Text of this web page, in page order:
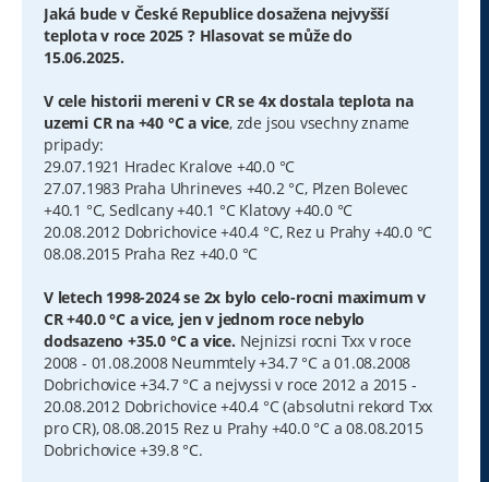
s
p
ě
v
Jaká bude v České Republice dosažena nejvyšší
teplota v roce 2025 ? Hlasovat se může do
15.06.2025.
V cele historii mereni v CR se 4x dostala teplota na
uzemi CR na +40 °C a vice, zde jsou vsechny zname
pripady:
29.07.1921 Hradec Kralove +40.0 °C
27.07.1983 Praha Uhrineves +40.2 °C, Plzen Bolevec
+40.1 °C, Sedlcany +40.1 °C Klatovy +40.0 °C
20.08.2012 Dobrichovice +40.4 °C, Rez u Prahy +40.0 °C
08.08.2015 Praha Rez +40.0 °C
V letech 1998-2024 se 2x bylo celo-rocni maximum v
CR +40.0 °C a vice, jen v jednom roce nebylo
dodsazeno +35.0 °C a vice. Nejnizsi rocni Txx v roce
2008 - 01.08.2008 Neummtely +34.7 °C a 01.08.2008
Dobrichovice +34.7 °C a nejvyssi v roce 2012 a 2015 -
20.08.2012 Dobrichovice +40.4 °C (absolutni rekord Txx
pro CR), 08.08.2015 Rez u Prahy +40.0 °C a 08.08.2015
Dobrichovice +39.8 °C.